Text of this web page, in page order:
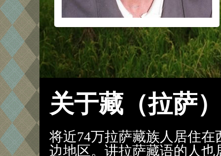
关于藏（拉萨
将近74万拉萨藏族人居住
边地区。讲拉萨藏语的人